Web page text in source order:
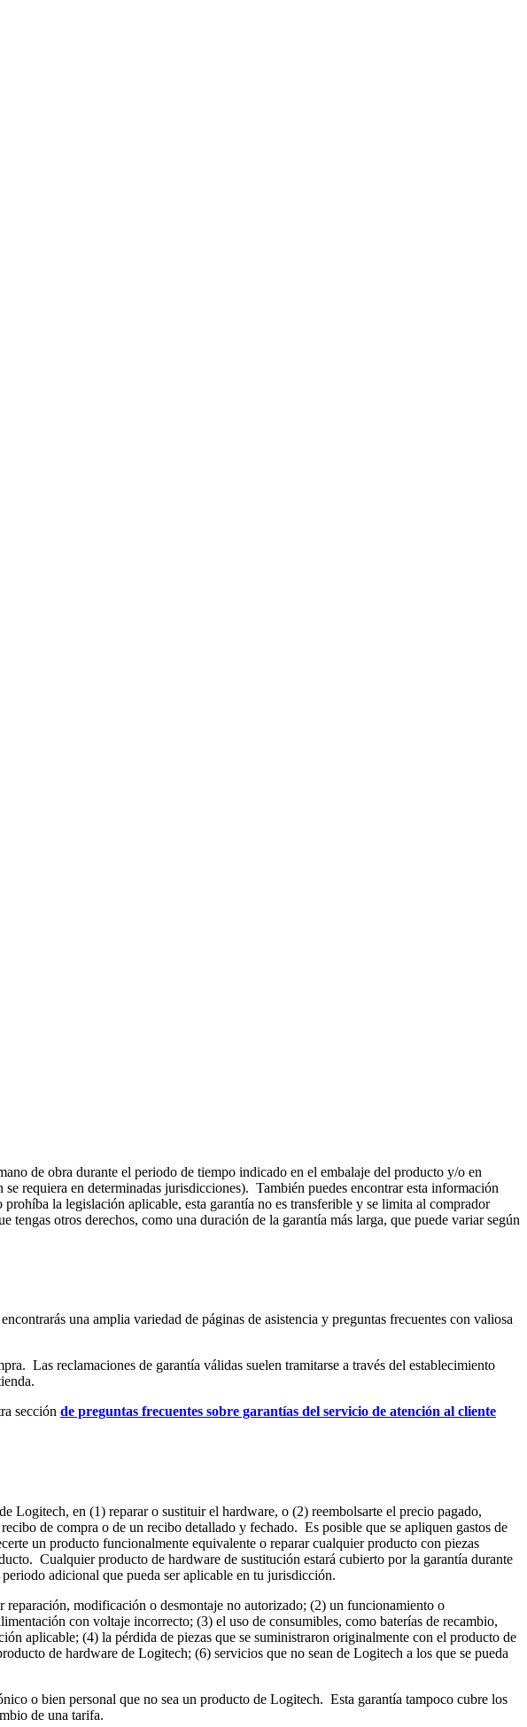
de obra durante el periodo de tiempo indicado en el embalaje del producto y/o en
requiera en determinadas jurisdicciones). También puedes encontrar esta información
prohíba la legislación aplicable, esta garantía no es transferible y se limita al comprador
otros derechos, como una duración de la garantía más larga, que puede variar según
una amplia variedad de páginas de asistencia y preguntas frecuentes con valiosa
Las reclamaciones de garantía válidas suelen tramitarse a través del establecimiento
sección de preguntas frecuentes sobre garantías del servicio de atención al cliente
Logitech, en (1) reparar o sustituir el hardware, o (2) reembolsarte el precio pagado,
de compra o de un recibo detallado y fechado. Es posible que se apliquen gastos de
un producto funcionalmente equivalente o reparar cualquier producto con piezas
Cualquier producto de hardware de sustitución estará cubierto por la garantía durante
adicional que pueda ser aplicable en tu jurisdicción.
modificación o desmontaje no autorizado; (2) un funcionamiento o
con voltaje incorrecto; (3) el uso de consumibles, como baterías de recambio,
aplicable; (4) la pérdida de piezas que se suministraron originalmente con el producto de
de hardware de Logitech; (6) servicios que no sean de Logitech a los que se pueda
o bien personal que no sea un producto de Logitech. Esta garantía tampoco cubre los
de una tarifa.